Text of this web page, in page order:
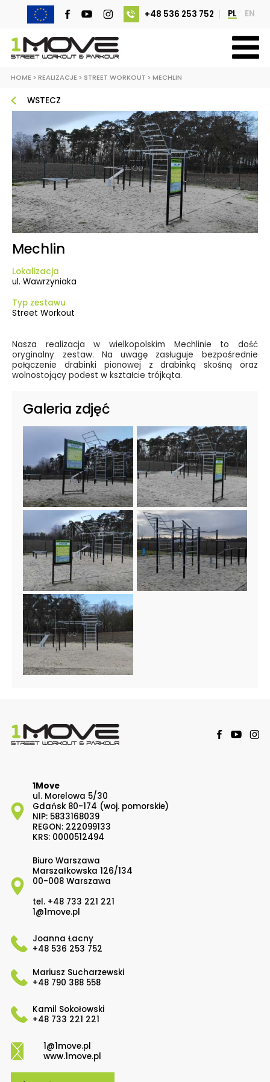
+48 536 253 752 PL EN
HOME > REALIZACJE > STREET WORKOUT > MECHLIN
WSTECZ
Mechlin
Lokalizacja
ul. Wawrzyniaka
Typ zestawu
Street Workout
Nasza realizacja w wielkopolskim Mechlinie to dość
oryginalny zestaw. Na uwagę zasługuje bezpośrednie
połączenie drabinki pionowej z drabinką skośną oraz
wolnostojący podest w kształcie trójkąta.
Galeria zdjęć
1Move
ul. Morelowa 5/30
Gdańsk 80-174 (woj. pomorskie)
NIP: 5833168039
REGON: 222099133
KRS: 0000512494
Biuro Warszawa
Marszałkowska 126/134
00-008 Warszawa
tel. +48 733 221 221
1@1move.pl
Joanna Łacny
+48 536 253 752
Mariusz Sucharzewski
+48 790 388 558
Kamil Sokołowski
+48 733 221 221
1@1move.pl
www.1move.pl